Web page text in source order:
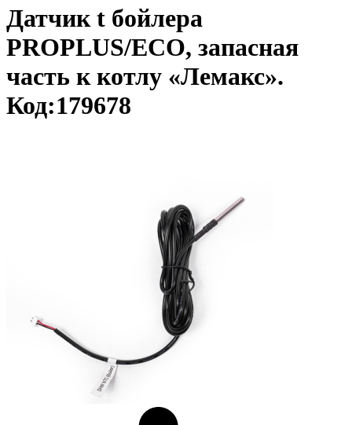
Датчик t бойлера
PROPLUS/ECO, запасная
часть к котлу «Лемакс».
Код:179678